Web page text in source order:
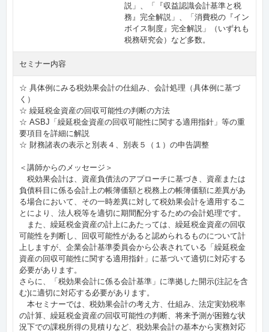
説」、「『収益認識会計基準と税
務』完全解説」、「消費税の『イン
ボイス制度』完全解説」（いずれも
税務研究会）など多数。
セミナー内容
☆ 具体例にみる税効果会計の仕組み、会計処理（具体例に基づ
く）
☆ 繰延税金資産の回収可能性の判断の方法
☆ ASBJ「繰延税金資産の回収可能性に関する適用指針」等の重
要項目を詳細に解説
☆ 財務諸表の表示と別表４、別表５（１）の申告調整
＜講師からのメッセージ＞
税効果会計は、資産負債法のアプローチに基づき、資産または
負債科目に係る会計上の帳簿価額と税務上の帳簿価額に差異があ
る場合において、その一時差異に対して税効果会計を適用するこ
とにより、法人税等を適切に期間配分するための会計処理です。
また、繰延税金資産の計上にあたっては、繰延税金資産の回収
可能性を判断し、回収可能性があると認められるものについて計
上しますが、企業会計基準委員会から公表されている「繰延税金
資産の回収可能性に関する適用指針」に基づいて適切に対応する
必要があります。
さらに、「税効果会計に係る会計基準」に準拠した開示(注記を含
む)に適切に対応する必要があります。
本セミナーでは、税効果会計の考え方、仕組み、法定実効税率
の計算、繰延税金資産の回収可能性の判断、将来予測が困難な状
況下での課税所得の見積りなど、税効果会計の基本から実務対応